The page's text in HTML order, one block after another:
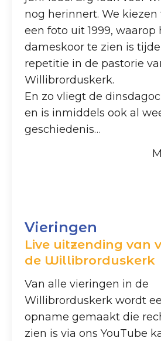
nog herinnert. We
een foto uit 1999, waarop
dameskoor te zien is
repetitie in de pastorie
Willibrorduskerk.
En zo vliegt de
en is inmiddels ook al
geschiedenis…
Vieringen
Live uitzending van
de Willibrorduskerk
Van alle vieringen in de
Willibrorduskerk wordt
opname gemaakt die
zien is via ons YouTube